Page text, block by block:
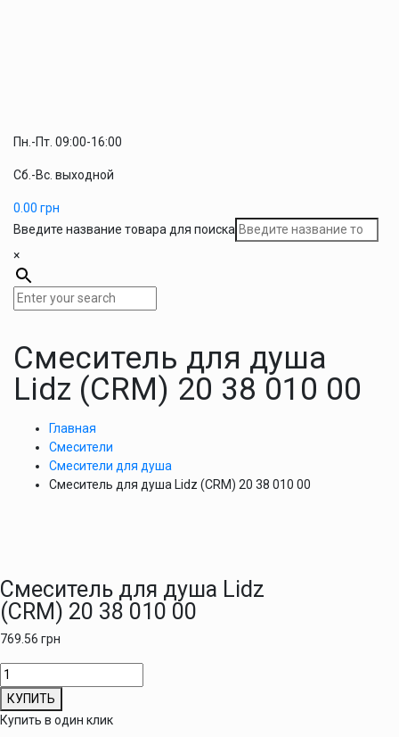
Пн.-Пт. 09:00-16:00
Сб.-Вс. выходной
0.00 грн
Введите название товара для поиска
×
Смеситель для душа
Lidz (CRM) 20 38 010 00
Главная
Смесители
Смесители для душа
Смеситель для душа Lidz (CRM) 20 38 010 00
Смеситель для душа Lidz
(CRM) 20 38 010 00
769.56 грн
Количество
товара
Смеситель
для
КУПИТЬ
Купить в один клик